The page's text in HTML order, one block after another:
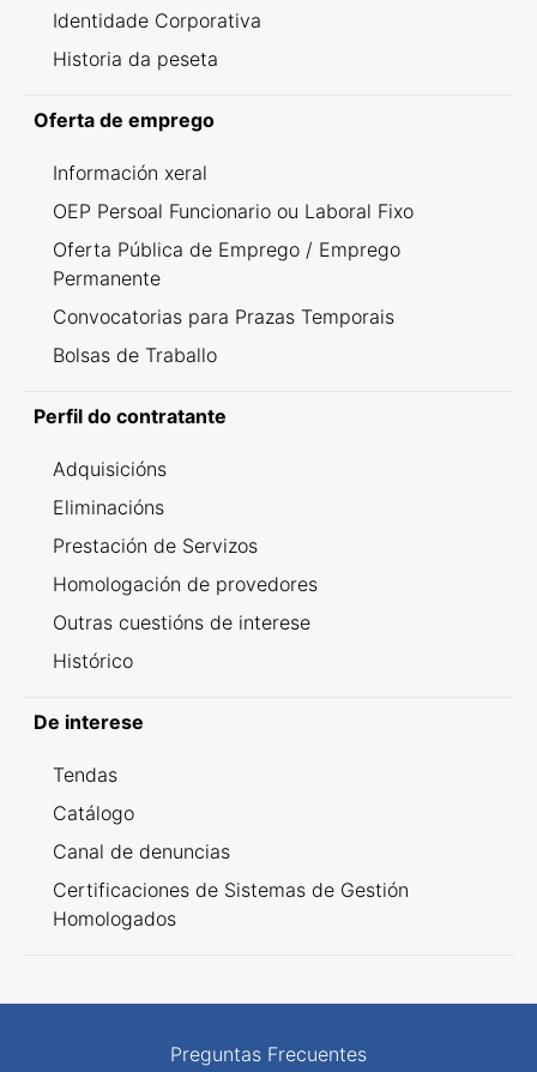
Identidade Corporativa
Historia da peseta
Oferta de emprego
Información xeral
OEP Persoal Funcionario ou Laboral Fixo
Oferta Pública de Emprego / Emprego
Permanente
Convocatorias para Prazas Temporais
Bolsas de Traballo
Perfil do contratante
Adquisicións
Eliminacións
Prestación de Servizos
Homologación de provedores
Outras cuestións de interese
Histórico
De interese
Tendas
Catálogo
Canal de denuncias
Certificaciones de Sistemas de Gestión
Homologados
Preguntas Frecuentes